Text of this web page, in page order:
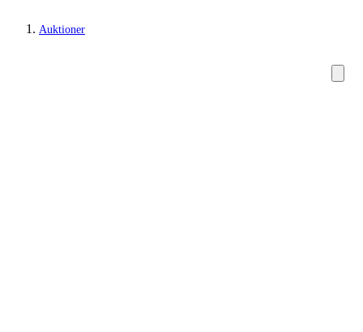
Auktioner